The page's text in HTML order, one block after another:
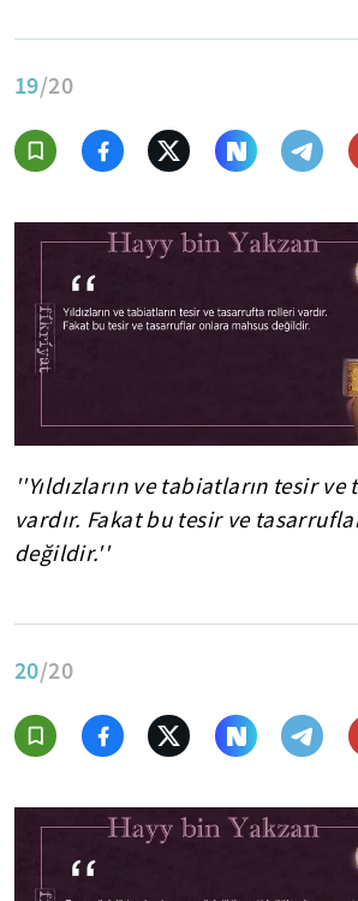
19/20
''Yıldızların ve tabiatların tesir
vardır. Fakat bu tesir ve
değildir.''
20/20